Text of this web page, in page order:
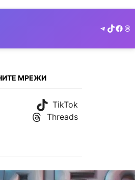
Telegram
TikTok
МРЕЖИ
TikTok
Threads